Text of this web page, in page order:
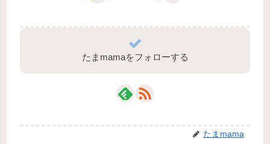
たまmamaをフォローする
たまmama